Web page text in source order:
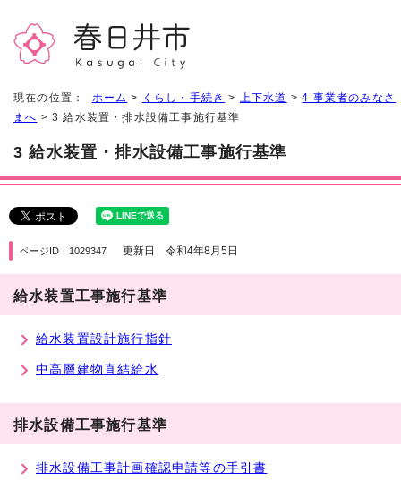
現在の位置： ホーム > くらし・手続き > 上下水道 >4 事業者のみなさ
まへ > 3 給水装置・排水設備工事施行基準
3 給水装置・排水設備工事施行基準
ページID 1029347 更新日 令和4年8月5日
給水装置工事施行基準
給水装置設計施行指針
中高層建物直結給水
排水設備工事施行基準
排水設備工事計画確認申請等の手引書